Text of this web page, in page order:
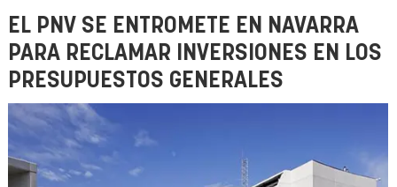
EL PNV SE ENTROMETE EN NAVARRA
PARA RECLAMAR INVERSIONES EN LOS
PRESUPUESTOS GENERALES